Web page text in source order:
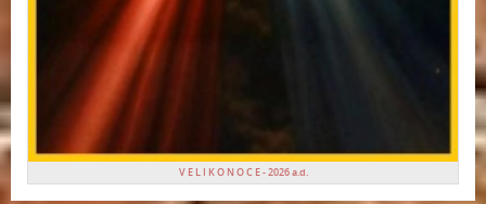
V E L I K O N O C E - 2026 a.d.